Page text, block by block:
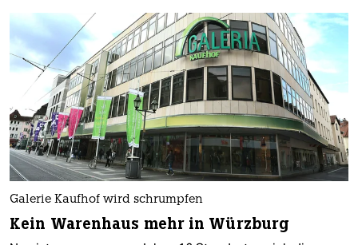
Galerie Kaufhof wird schrumpfen
Kein Warenhaus mehr in Würzburg